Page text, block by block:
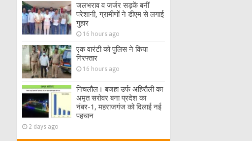
जलभराव व जर्जर सड़कें बनीं
परेशानी, ग्रामीणों ने डीएम से लगाई
गुहार
16 hours ago
एक वारंटी को पुलिस ने किया
गिरफ्तार
16 hours ago
निचलौल। बजहा उर्फ अहिरौली का
अमृत सरोवर बना प्रदेश का
नंबर-1, महराजगंज को दिलाई नई
पहचान
2 days ago